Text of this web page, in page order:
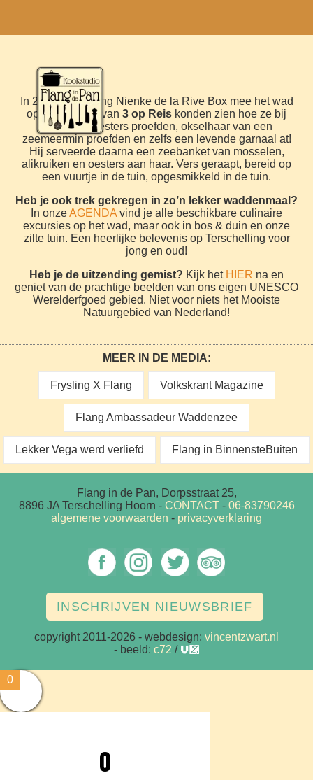
In 2021 nam Flang Nienke de la Rive Box mee het wad
op. Alle kijkers van 3 op Reis konden zien hoe ze bij
laagwater oesters proefden, okselhaar van een
zeemeermin proefden en zelfs een levende garnaal at!
Hij serveerde daarna een zeebanket van mosselen,
alikruiken en oesters aan haar. Vers geraapt, bereid op
een vuurtje in de tuin, opgesmikkeld in de tuin.
Heb je ook trek gekregen in zo’n lekker waddenmaal?
In onzeAGENDA vind je alle beschikbare culinaire
excursies op het wad, maar ook in bos & duin en onze
zilte tuin. Een heerlijke belevenis op Terschelling voor
jong en oud!
Heb je de uitzending gemist? Kijk het HIER na en
geniet van de prachtige beelden van ons eigen UNESCO
Werelderfgoed gebied. Niet voor niets het Mooiste
Natuurgebied van Nederland!
MEER IN DE MEDIA:
Frysling X Flang Volkskrant Magazine
Flang Ambassadeur Waddenzee
Lekker Vega werd verliefd Flang in BinnensteBuiten
Flang in de Pan, Dorpsstraat 25,
8896 JA Terschelling Hoorn - CONTACT- 06-83790246
algemene voorwaarden - privacyverklaring
INSCHRIJVEN NIEUWSBRIEF
copyright 2011-2026 - webdesign: vincentzwart.nl
- beeld: c72 / vz
0
0